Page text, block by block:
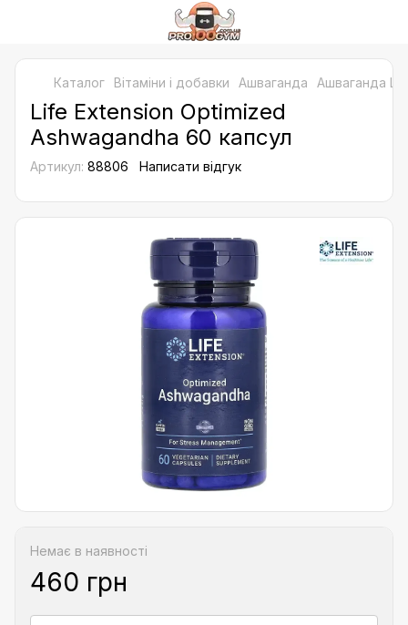
Каталог Bітаміни і добавки Ашваганда Ашваганда
Life Extension Optimized
Ashwagandha 60 капсул
Артикул: 88806 Написати відгук
Немає в наявності
460 грн